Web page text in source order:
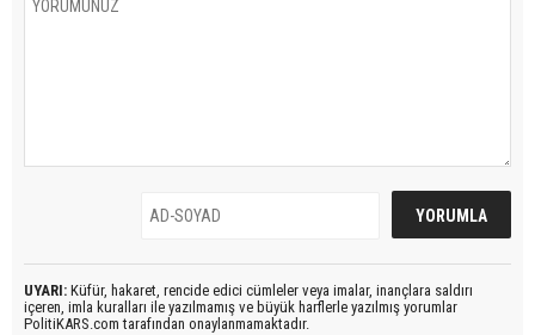
UYARI: Küfür, hakaret, rencide edici cümleler veya imalar, inançlara saldırı
içeren, imla kuralları ile yazılmamış ve büyük harflerle yazılmış yorumlar
PolitiKARS.com tarafından onaylanmamaktadır.